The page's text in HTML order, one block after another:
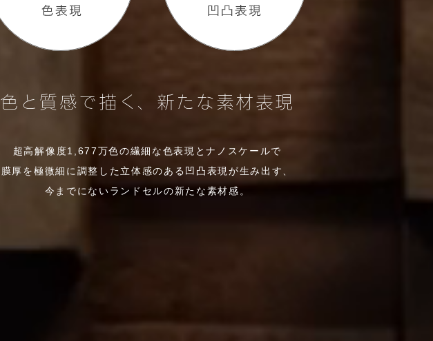
色と質感で描く、新たな素材表現
超高解像度1,677万色の繊細な色表現とナノスケールで
膜厚を極微細に調整した立体感のある凹凸表現が生み出す、
今までにないランドセルの新たな素材感。